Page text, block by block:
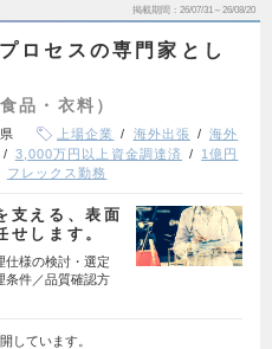
掲載期間 26/07/31～26/08/20
ロセスの専門家とし
品・衣料）
上場企業 海外出張
海外
3,000万円以上資金調達済
1億円
フレックス勤務
支える、表面
せします。
仕様の検討・選定
条件／品質確認方
しています。